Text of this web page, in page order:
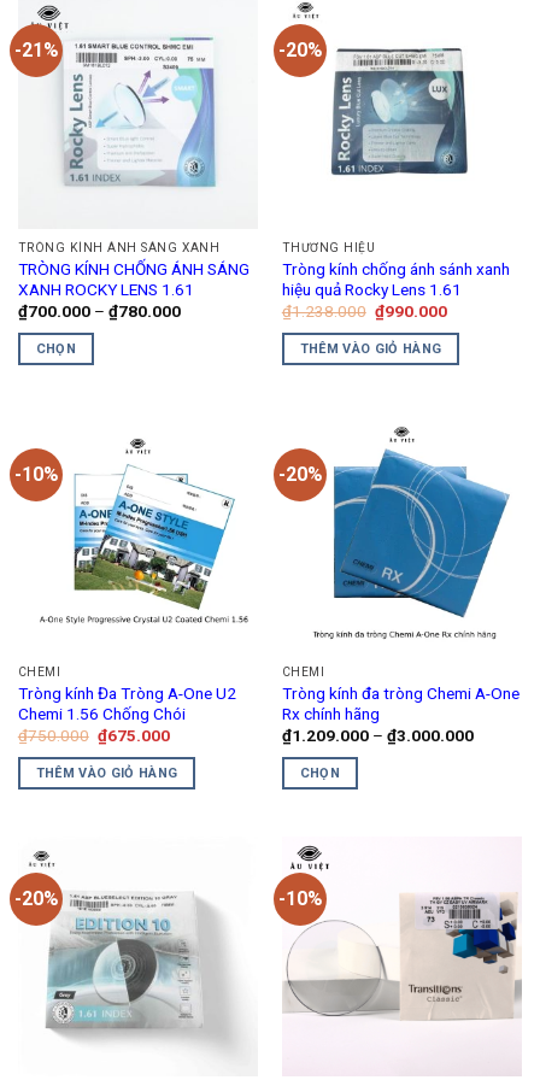
-21%
TRÒNG KÍNH ÁNH SÁNG XANH
TRÒNG KÍNH CHỐNG ÁNH SÁNG
XANH ROCKY LENS 1.61
₫700.000 – ₫780.000Khoảng
CHỌN
có
nhiều
biến
được
chọn
trên
trang
sản
-20%
THƯƠNG HIỆU
Tròng kính chống ánh sánh xanh
hiệu quả Rocky Lens 1.61
₫1.238.000 Giá
gốc
là:
₫1.238.000.
₫990.000Giá
tại
THÊM VÀO GIỎ HÀNG
-10%
CHEMI
Tròng kính Đa Tròng A-One U2
Chemi 1.56 Chống Chói
₫750.000 Giá
gốc
là:
₫750.000.
₫675.000Giá
tại
là:
THÊM VÀO GIỎ HÀNG
-20%
CHEMI
Tròng kính đa tròng Chemi A-One
Rx chính hãng
₫1.209.000 – ₫3.000.000Khoảng
CHỌN
này
có
nhiều
biến
thể.
Các
tùy
-20% -10%